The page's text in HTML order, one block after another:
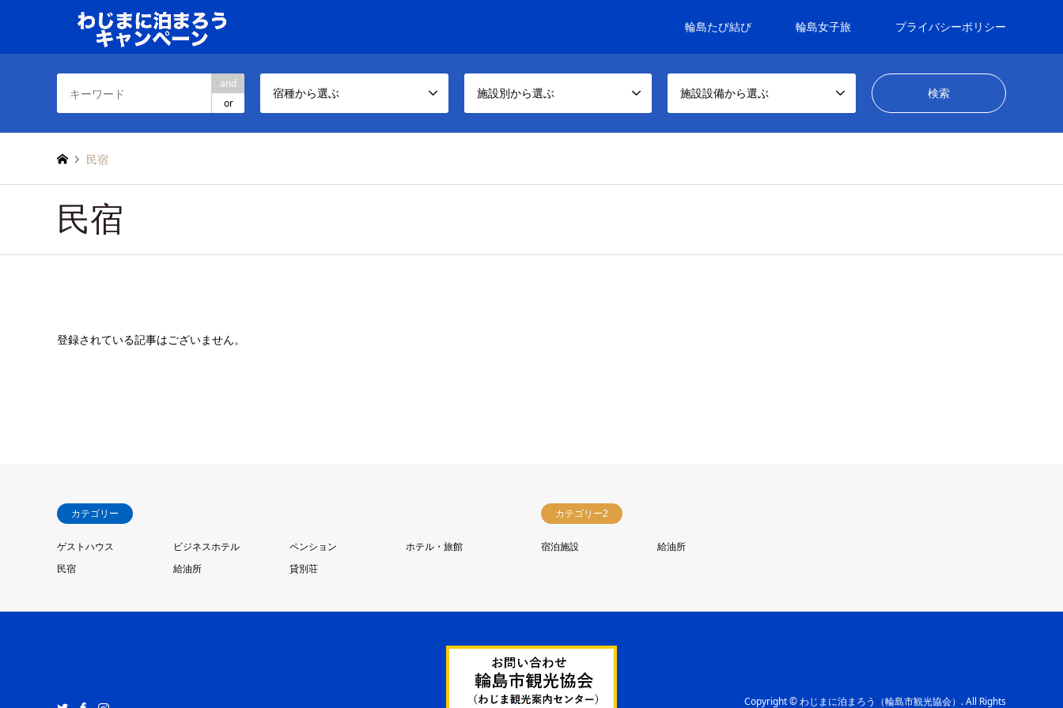
輪島たび結び 輪島女子旅 プライバシーポリシー
and
or
宿種から選ぶ 施設別から選ぶ 施設設備から選ぶ
民宿
民宿
登録されている記事はございません。
カテゴリー
ゲストハウス ビジネスホテル ペンション
ホテル・旅館
民宿
給油所 貸別荘
カテゴリー2
宿泊施設 給油所
Copyright©わじまに泊まろう（輪島市観光協会） . All Rights